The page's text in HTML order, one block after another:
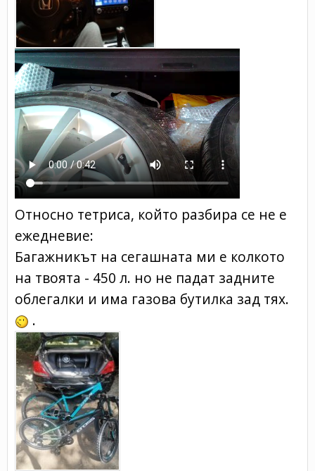
Относно тетриса, който разбира се не е
ежедневие:
Багажникът на сегашната ми е колкото
на твоята - 450 л. но не падат задните
облегалки и има газова бутилка зад тях.
.